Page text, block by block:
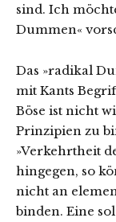
sind. Ich
Dummen«
Das »radikal
mit Kants
Böse ist nicht
Prinzipien zu
»Verkehrtheit
hingegen, so
nicht an
binden. Eine